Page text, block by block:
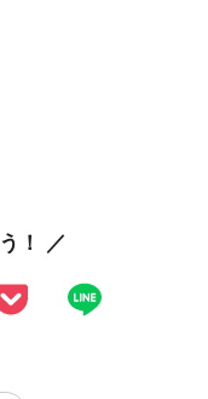
！ ／